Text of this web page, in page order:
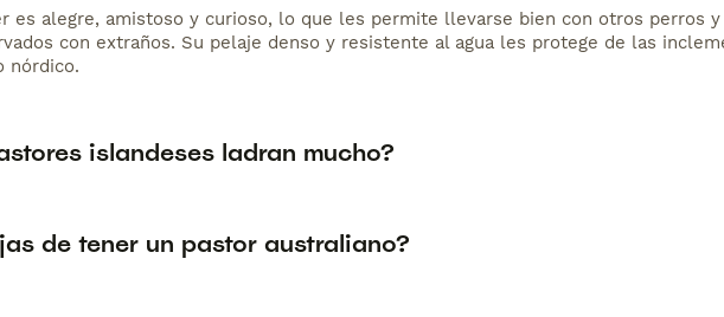
es alegre, amistoso y curioso, lo que les permite llevarse bien con otros perros
con extraños. Su pelaje denso y resistente al agua les protege de las
nórdico.
islandeses ladran mucho?
de tener un pastor australiano?